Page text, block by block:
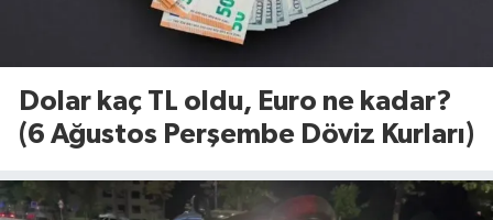
Dolar kaç TL oldu, Euro ne kadar?
(6 Ağustos Perşembe Döviz Kurları)